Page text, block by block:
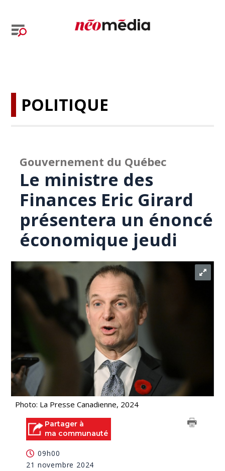
POLITIQUE
Gouvernement du Québec
Le ministre des
Finances Eric Girard
présentera un énoncé
économique jeudi
Photo: La Presse Canadienne, 2024
Partager à
ma communauté
09h00
21 novembre 2024